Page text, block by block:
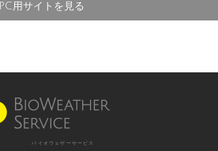
PC用サイトを見る
バイオウェザーサービス